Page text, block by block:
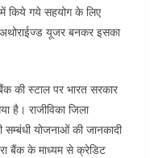
किये गये सहयोग के लिए
अथोराईज्ड यूजर बनकर इसका
की स्टाल पर भारत सरकार
है। राजीविका जिला
सम्बंधी योजनाओं की जानकादी
बैंक के माध्यम से क्रेडिट